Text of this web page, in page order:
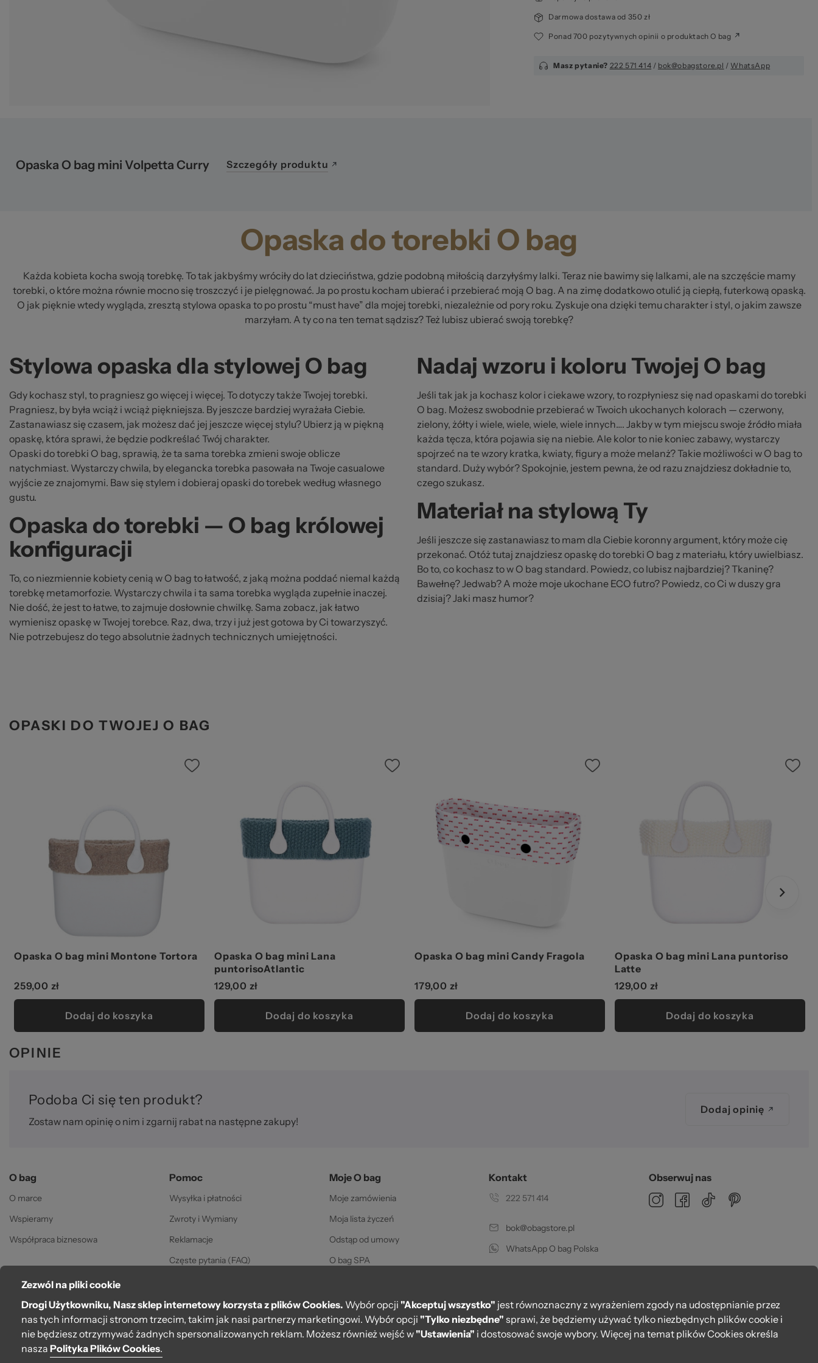
O
prawa
Darmowa dostawa od 350 zł
Ponad 700 pozytywnych opinii o produktach O bag
Masz pytanie? 222 571 414 / bok@obagstore.pl / WhatsApp
Opaska do torebki O bag
Każda kobieta kocha swoją torebkę. To tak jakbyśmy wróciły do lat dzieciństwa, gdzie podobną miłością darzyłyśmy lalki. Teraz nie bawimy się lalkami, ale na szczęście mamy
torebki, o które można równie mocno się troszczyć i je pielęgnować. Ja po prostu kocham ubierać i przebierać moją O bag. A na zimę dodatkowo otulić ją ciepłą, futerkową opaską.
O jak pięknie wtedy wygląda, zresztą stylowa opaska to po prostu “must have” dla mojej torebki, niezależnie od pory roku. Zyskuje ona dzięki temu charakter i styl, o jakim zawsze
marzyłam. A ty co na ten temat sądzisz? Też lubisz ubierać swoją torebkę?
Stylowa opaska dla stylowej O bag
Gdy kochasz styl, to pragniesz go więcej i więcej. To dotyczy także Twojej torebki.
Pragniesz, by była wciąż i wciąż piękniejsza. By jeszcze bardziej wyrażała Ciebie.
Zastanawiasz się czasem, jak możesz dać jej jeszcze więcej stylu? Ubierz ją w piękną
opaskę, która sprawi, że będzie podkreślać Twój charakter.
Opaski do torebki O bag, sprawią, że ta sama torebka zmieni swoje oblicze
natychmiast. Wystarczy chwila, by elegancka torebka pasowała na Twoje casualowe
wyjście ze znajomymi. Baw się stylem i dobieraj opaski do torebek według własnego
gustu.
Opaska do torebki — O bag królowej
konfiguracji
To, co niezmiennie kobiety cenią w O bag to łatwość, z jaką można poddać niemal każdą
torebkę metamorfozie. Wystarczy chwila i ta sama torebka wygląda zupełnie inaczej.
Nie dość, że jest to łatwe, to zajmuje dosłownie chwilkę. Sama zobacz, jak łatwo
wymienisz opaskę w Twojej torebce. Raz, dwa, trzy i już jest gotowa by Ci towarzyszyć.
Nie potrzebujesz do tego absolutnie żadnych technicznych umiejętności.
Nadaj wzoru i koloru Twojej O bag
Jeśli tak jak ja kochasz kolor i ciekawe wzory, to rozpłyniesz się nad opaskami do torebki
O bag. Możesz swobodnie przebierać w Twoich ukochanych kolorach — czerwony,
zielony, żółty i wiele, wiele, wiele, wiele innych…. Jakby w tym miejscu swoje źródło miała
każda tęcza, która pojawia się na niebie. Ale kolor to nie koniec zabawy, wystarczy
spojrzeć na te wzory kratka, kwiaty, figury a może melanż? Takie możliwości w O bag to
standard. Duży wybór? Spokojnie, jestem pewna, że od razu znajdziesz dokładnie to,
czego szukasz.
Materiał na stylową Ty
Jeśli jeszcze się zastanawiasz to mam dla Ciebie koronny argument, który może cię
przekonać. Otóż tutaj znajdziesz opaskę do torebki O bag z materiału, który uwielbiasz.
Bo to, co kochasz to w O bag standard. Powiedz, co lubisz najbardziej? Tkaninę?
Bawełnę? Jedwab? A może moje ukochane ECO futro? Powiedz, co Ci w duszy gra
dzisiaj? Jaki masz humor?
Opaska O bag mini Volpetta Curry Szczegóły produktu
OPASKI DO TWOJEJ O BAG
Opaska O bag mini Montone Tortora
259,00 zł
Dodaj do koszyka
Opaska O bag mini Lana
puntorisoAtlantic
129,00 zł
Dodaj do koszyka
Opaska O bag mini Candy Fragola
179,00 zł
Dodaj do koszyka
Opaska O bag mini Lana puntoriso
Latte
129,00 zł
Dodaj do koszyka
OPINIE
Podoba Ci się ten produkt?
Zostaw nam opinię o nim i zgarnij rabat na następne zakupy!
Dodaj opinię
O bag
O marce
Wspieramy
Współpraca biznesowa
Pomoc
Wysyłka i płatności
Zwroty i Wymiany
Reklamacje
Częste pytania (FAQ)
Regulamin
Polityka prywatności
Moje O bag
Moje zamówienia
Moja lista życzeń
Odstąp od umowy
O bag SPA
Karty podarunkowe
PayPo - Zapłać za 30 dni
Regulamin kart podarunkowych
Kontakt
222 571 414
bok@obagstore.pl
WhatsApp O bag Polska
Obserwuj nas
Zezwól na pliki cookie
Drogi Użytkowniku, Nasz sklep internetowy korzysta z plików Cookies. Wybór opcji "Akceptuj wszystko" jest równoznaczny z wyrażeniem zgody na udostępnianie przez
nas tych informacji stronom trzecim, takim jak nasi partnerzy marketingowi. Wybór opcji "Tylko niezbędne" sprawi, że będziemy używać tylko niezbędnych plików cookie i
nie będziesz otrzymywać żadnych spersonalizowanych reklam. Możesz również wejść w"Ustawienia" i dostosować swoje wybory. Więcej na temat plików Cookies określa
nasza Polityka Plików Cookies.